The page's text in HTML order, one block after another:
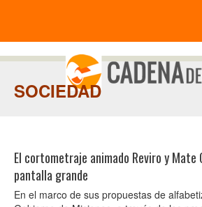
SOCIEDAD
El cortometraje animado Reviro y Mate
pantalla grande
En el marco de sus propuestas de